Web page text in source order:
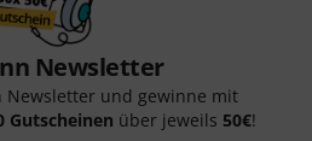
Newsletter
Newsletter und gewinne mit
Gutscheinen über jeweils 50€!